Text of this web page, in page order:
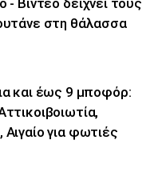
- Βίντεο δείχνει τους
στη θάλασσα
και έως 9 μποφόρ:
για φωτιές